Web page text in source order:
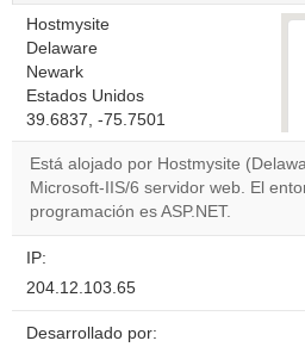
Hostmysite
Delaware
Newark
Estados Unidos
39.6837, -75.7501
Está alojado por Hostmysite
Microsoft-IIS/6 servidor web. El
programación es ASP.NET.
IP:
204.12.103.65
Desarrollado por: